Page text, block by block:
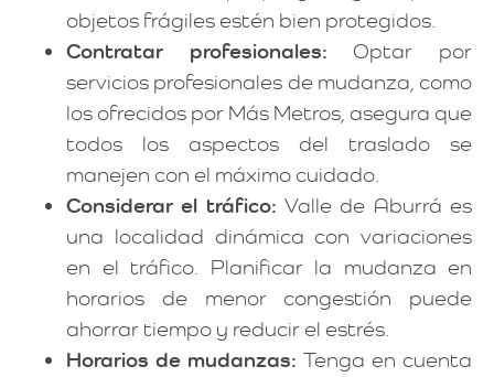
objetos frágiles estén bien protegidos.
Contratar profesionales: Optar por
servicios profesionales de mudanza, como
los ofrecidos por Más Metros, asegura que
todos los aspectos del traslado se
manejen con el máximo cuidado.
Considerar el tráfico: Valle de Aburrá es
una localidad dinámica con variaciones
en el tráfico. Planificar la mudanza en
horarios de menor congestión puede
ahorrar tiempo y reducir el estrés.
Horarios de mudanzas: Tenga en cuenta